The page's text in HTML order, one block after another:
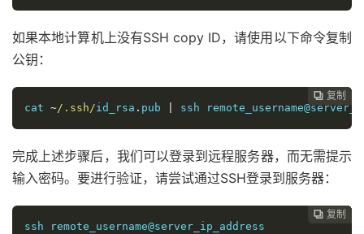
如果本地计算机上没有SSH copy ID，请使用以下命令复制
公钥：
 复制
 复制
 复制
 复制
 复制
 复制
 复制
 复制
 复制
cat ~/.ssh/id_rsa . pub ssh
完成上述步骤后，我们可以登录到远程服务器，而无需提示
输入密码。要进行验证，请尝试通过SSH登录到服务器：
 复制
 复制
 复制
 复制
 复制
 复制
 复制
 复制
ssh remote_username@server_ip_address